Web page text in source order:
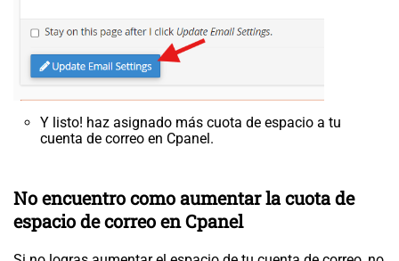
Y listo! haz asignado más cuota de espacio a tu
cuenta de correo en Cpanel.
No encuentro como aumentar la cuota de
espacio de correo en Cpanel